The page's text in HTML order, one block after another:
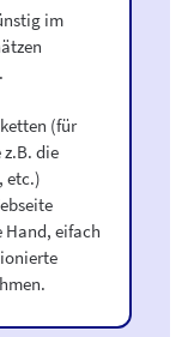
im
(für
z.B. die
etc.)
Hand, eifach